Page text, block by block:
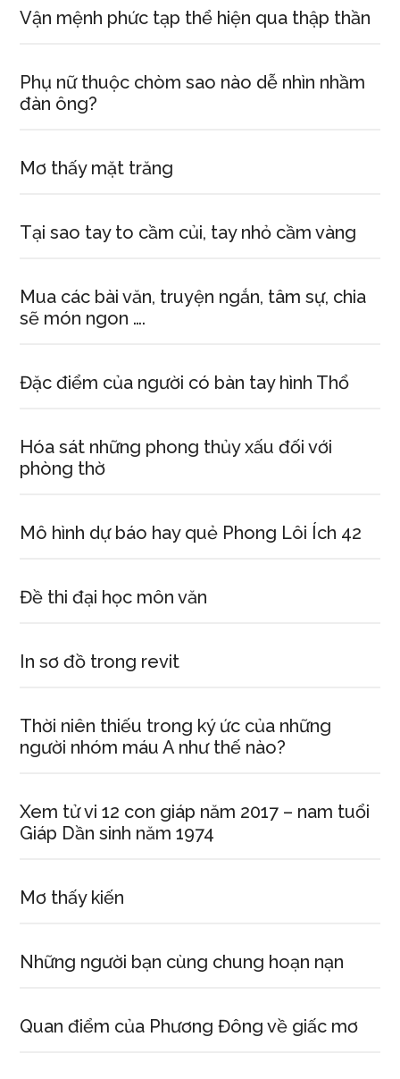
Vận mệnh phức tạp thể hiện qua thập thần
Phụ nữ thuộc chòm sao nào dễ nhìn nhầm
đàn ông?
Mơ thấy mặt trăng
Tại sao tay to cầm củi, tay nhỏ cầm vàng
Mua các bài văn, truyện ngắn, tâm sự, chia
sẽ món ngon ….
Đặc điểm của người có bàn tay hình Thổ
Hóa sát những phong thủy xấu đối với
phòng thờ
Mô hình dự báo hay quẻ Phong Lôi Ích 42
Đề thi đại học môn văn
In sơ đồ trong revit
Thời niên thiếu trong ký ức của những
người nhóm máu A như thế nào?
Xem tử vi 12 con giáp năm 2017 – nam tuổi
Giáp Dần sinh năm 1974
Mơ thấy kiến
Những người bạn cùng chung hoạn nạn
Quan điểm của Phương Đông về giấc mơ